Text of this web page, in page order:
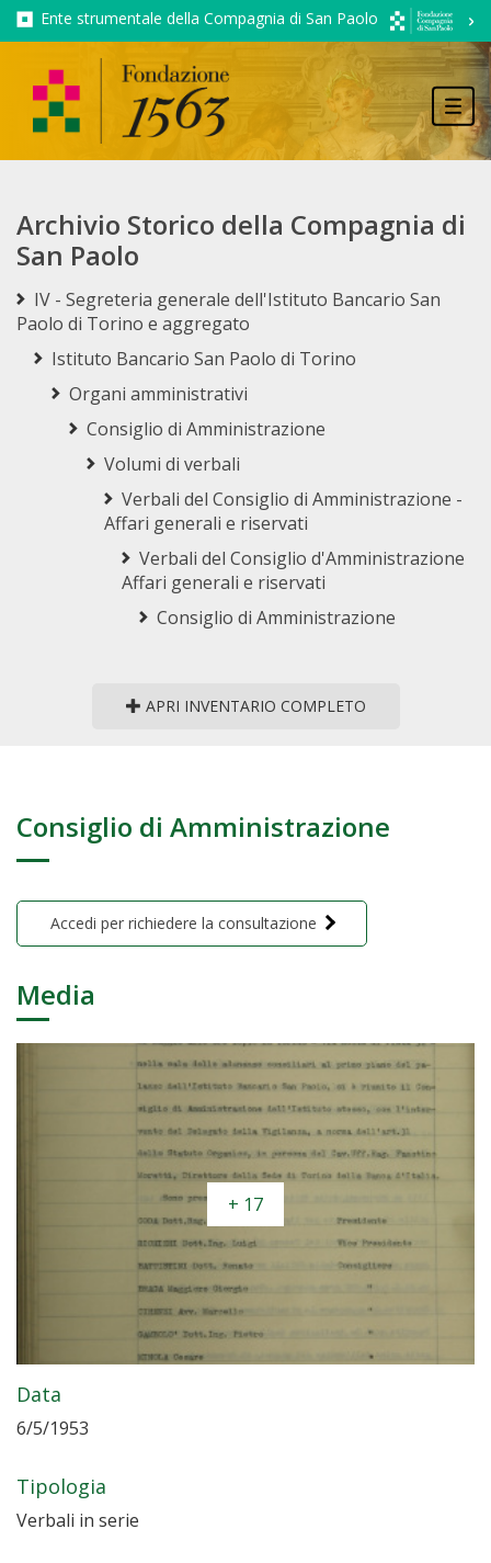
Ente strumentale della Compagnia di San Paolo
Archivio Storico della Compagnia di
San Paolo
IV - Segreteria generale dell'Istituto Bancario San
Paolo di Torino e aggregato
Istituto Bancario San Paolo di Torino
Organi amministrativi
Consiglio di Amministrazione
Volumi di verbali
Verbali del Consiglio di Amministrazione -
Affari generali e riservati
Verbali del Consiglio d'Amministrazione
Affari generali e riservati
Consiglio di Amministrazione
APRI INVENTARIO COMPLETO
Consiglio di Amministrazione
Accedi per richiedere la consultazione
Media
+ 17
Data
6/5/1953
Tipologia
Verbali in serie